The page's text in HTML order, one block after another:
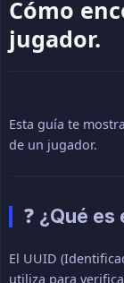
Cómo
jugador.
Esta guía te
de un jugador.
❓ ¿Qué
El UUID
utiliza para